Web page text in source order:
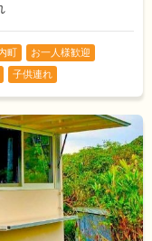
町
お一人様歓迎
子供連れ